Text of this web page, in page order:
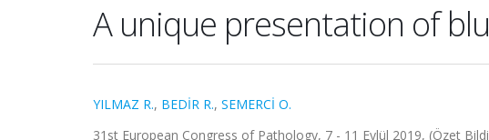
A unique presentation of
YILMAZ R., BEDİR R., SEMERCİ O.
31st European Congress of Pathology, 7 - 11 Eylül 2019, (Özet